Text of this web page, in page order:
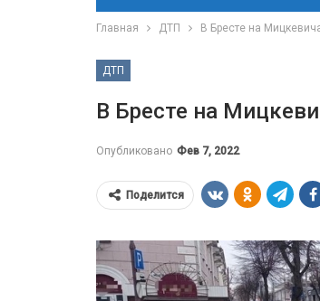
Главная ДТП В Бресте на
ДТП
В Бресте на
Опубликовано Фев 7, 2022
Поделится